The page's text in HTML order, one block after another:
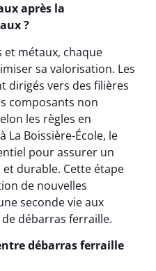
après la
?
métaux, chaque
sa valorisation. Les
dirigés vers des filières
composants non
les règles en
La Boissière-École, le
pour assurer un
durable. Cette étape
de nouvelles
seconde vie aux
de débarras ferraille.
débarras ferraille